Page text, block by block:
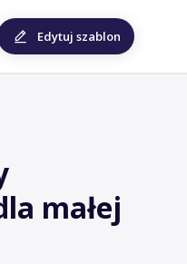
Edytuj szablon
małej